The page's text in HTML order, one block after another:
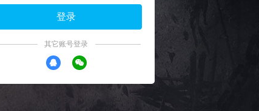
登录
其它账号登录